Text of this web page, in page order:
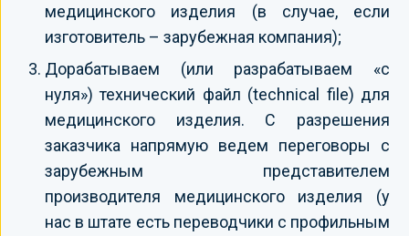
медицинского изделия (в случае, если
изготовитель – зарубежная компания);
Дорабатываем (или разрабатываем «с
нуля») технический файл (technical file) для
медицинского изделия. С разрешения
заказчика напрямую ведем переговоры с
зарубежным представителем
производителя медицинского изделия (у
нас в штате есть переводчики с профильным